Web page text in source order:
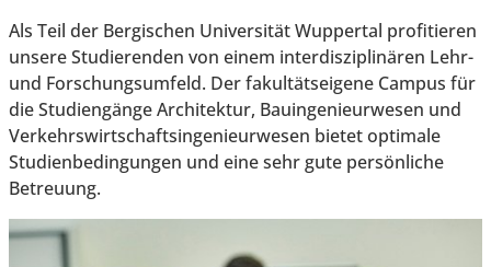
Als Teil der Bergischen Universität Wuppertal profitieren
unsere Studierenden von einem interdisziplinären Lehr-
und Forschungsumfeld. Der fakultätseigene Campus für
die Studiengänge Architektur, Bauingenieurwesen und
Verkehrswirtschaftsingenieurwesen bietet optimale
Studienbedingungen und eine sehr gute persönliche
Betreuung.